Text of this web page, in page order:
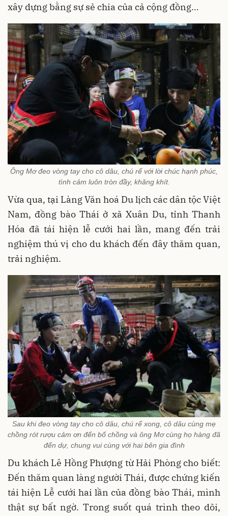
xây dựng bằng sự sẻ chia của cả cộng đồng…
Ông Mơ đeo vòng tay cho cô dâu, chú rể với lời chúc hạnh phúc,
tình cảm luôn tròn đầy, khăng khít.
Vừa qua, tại Làng Văn hoá Du lịch các dân tộc Việt
Nam, đồng bào Thái ở xã Xuân Du, tỉnh Thanh
Hóa đã tái hiện lễ cưới hai lần, mang đến trải
nghiệm thú vị cho du khách đến đây thăm quan,
trải nghiệm.
Sau khi đeo vòng tay cho cô dâu, chú rể xong, cô dâu cùng mẹ
chồng rót rượu cảm ơn đến bố chồng và ông Mơ cùng họ hàng đã
đến dự, chung vui cùng với hai bên gia đình
Du khách Lê Hồng Phượng từ Hải Phòng cho biết:
Đến thăm quan làng người Thái, được chứng kiến
tái hiện Lễ cưới hai lần của đồng bào Thái, mình
thật sự bất ngờ. Trong suốt quá trình theo dõi,